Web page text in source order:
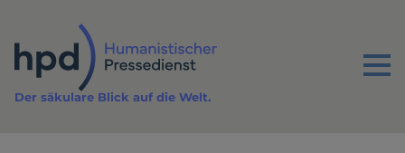
Inhalt
Menu
Der säkulare Blick auf die Welt.